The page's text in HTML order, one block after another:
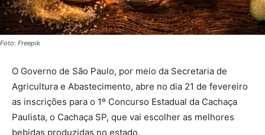
Foto: Freepik
O Governo de São Paulo, por meio da Secretaria de
Agricultura e Abastecimento, abre no dia 21 de fevereiro
as inscrições para o 1º Concurso Estadual da Cachaça
Paulista, o Cachaça SP, que vai escolher as melhores
bebidas produzidas no estado.